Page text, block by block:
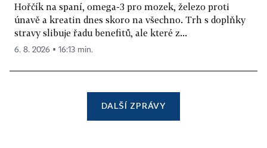
Hořčík na spaní, omega-3 pro mozek, železo proti
únavě a kreatin dnes skoro na všechno. Trh s doplňky
stravy slibuje řadu benefitů, ale které z...
6. 8. 2026 ▪ 16:13 min.
DALŠÍ ZPRÁVY